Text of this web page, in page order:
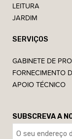
LEITURA
JARDIM
SERVIÇOS
GABINETE DE
FORNECIMENTO
APOIO TÉCNICO
SUBSCREVA A